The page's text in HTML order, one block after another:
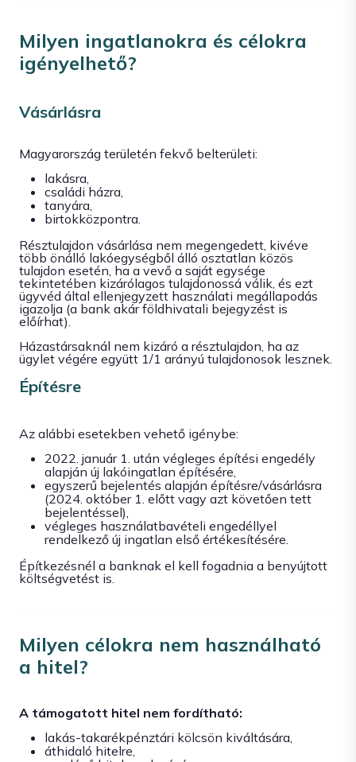
Milyen ingatlanokra és célokra
igényelhető?
Vásárlásra
Magyarország területén fekvő belterületi:
lakásra,
családi házra,
tanyára,
birtokközpontra.
Résztulajdon vásárlása nem megengedett, kivéve
több önálló lakóegységből álló osztatlan közös
tulajdon esetén, ha a vevő a saját egysége
tekintetében kizárólagos tulajdonossá válik, és ezt
ügyvéd által ellenjegyzett használati megállapodás
igazolja (a bank akár földhivatali bejegyzést is
előírhat).
Házastársaknál nem kizáró a résztulajdon, ha az
ügylet végére együtt 1/1 arányú tulajdonosok lesznek.
Építésre
Az alábbi esetekben vehető igénybe:
2022. január 1. után végleges építési engedély
alapján új lakóingatlan építésére,
egyszerű bejelentés alapján építésre/vásárlásra
(2024. október 1. előtt vagy azt követően tett
bejelentéssel),
végleges használatbavételi engedéllyel
rendelkező új ingatlan első értékesítésére.
Építkezésnél a banknak el kell fogadnia a benyújtott
költségvetést is.
Milyen célokra nem használható
a hitel?
A támogatott hitel nem fordítható:
lakás-takarékpénztári kölcsön kiváltására,
áthidaló hitelre,